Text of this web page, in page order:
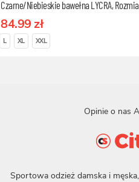
Czarne/Niebieskie bawełna LYCRA,
L
84.99 zł
L XL XXL
Opinie o nas
Sportowa odzież damska i